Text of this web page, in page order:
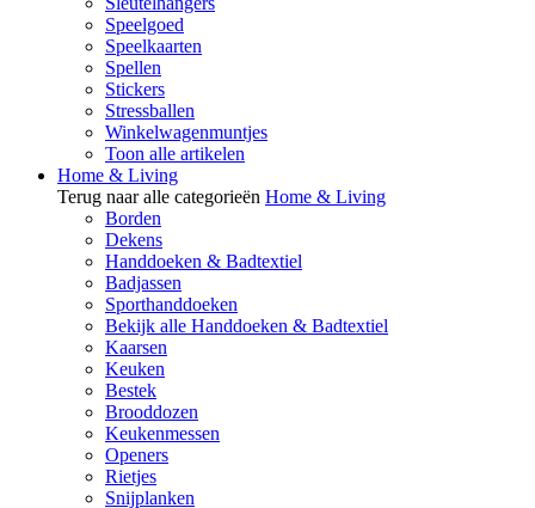
Speelgoed
Speelkaarten
Spellen
Stickers
Stressballen
Winkelwagenmuntjes
Toon alle artikelen
Home & Living
Terug naar alle categorieën Home & Living
Borden
Dekens
Handdoeken & Badtextiel
Badjassen
Sporthanddoeken
Bekijk alle Handdoeken & Badtextiel
Kaarsen
Keuken
Bestek
Brooddozen
Keukenmessen
Openers
Rietjes
Snijplanken